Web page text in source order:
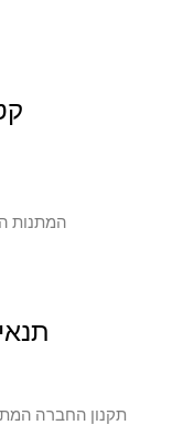
המתנות
תקנון החברה